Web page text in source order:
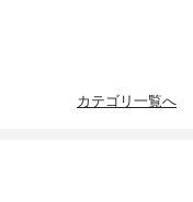
カテゴリ一覧へ